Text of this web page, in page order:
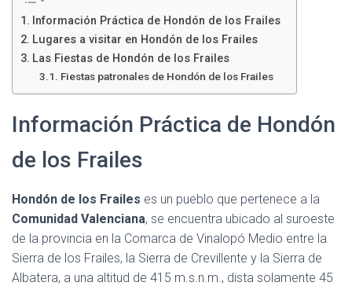
Información Práctica de Hondón de los Frailes
Lugares a visitar en Hondón de los Frailes
Las Fiestas de Hondón de los Frailes
Fiestas patronales de Hondón de los Frailes
Información Práctica de Hondón
de los Frailes
Hondón de los Frailes es un pueblo que pertenece a la
Comunidad Valenciana, se encuentra ubicado al suroeste
de la provincia en la Comarca de Vinalopó Medio entre la
Sierra de los Frailes, la Sierra de Crevillente y la Sierra de
Albatera, a una altitud de 415 m.s.n.m., dista solamente 45